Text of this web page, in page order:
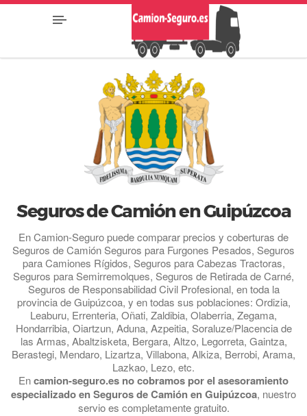
Seguros de Camión en Guipúzcoa
En Camion-Seguro puede comparar precios y coberturas de
Seguros de Camión Seguros para Furgones Pesados, Seguros
para Camiones Rígidos, Seguros para Cabezas Tractoras,
Seguros para Semirremolques, Seguros de Retirada de Carné,
Seguros de Responsabilidad Civil Profesional, en toda la
provincia de Guipúzcoa, y en todas sus poblaciones: Ordizia,
Leaburu, Errenteria, Oñati, Zaldibia, Olaberria, Zegama,
Hondarribia, Oiartzun, Aduna, Azpeitia, Soraluze/Placencia de
las Armas, Abaltzisketa, Bergara, Altzo, Legorreta, Gaintza,
Berastegi, Mendaro, Lizartza, Villabona, Alkiza, Berrobi, Arama,
Lazkao, Lezo, etc.
Encamion-seguro.es no cobramos por el asesoramiento
especializado en Seguros de Camión en Guipúzcoa, nuestro
servio es completamente gratuito.